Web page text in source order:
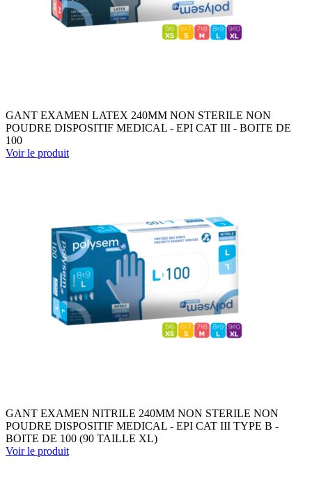
GANT EXAMEN LATEX 240MM NON STERILE NON
POUDRE DISPOSITIF MEDICAL - EPI CAT III - BOITE DE
100
Voir le produit
GANT EXAMEN NITRILE 240MM NON STERILE NON
POUDRE DISPOSITIF MEDICAL - EPI CAT III TYPE B -
BOITE DE 100 (90 TAILLE XL)
Voir le produit